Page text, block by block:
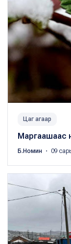
Цаг агаар
Маргаашаас
Б.Номин ・ 09